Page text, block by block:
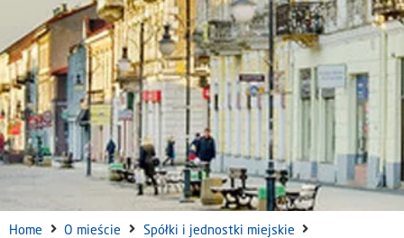
Home O mieście
Spółki i jednostki miejskie